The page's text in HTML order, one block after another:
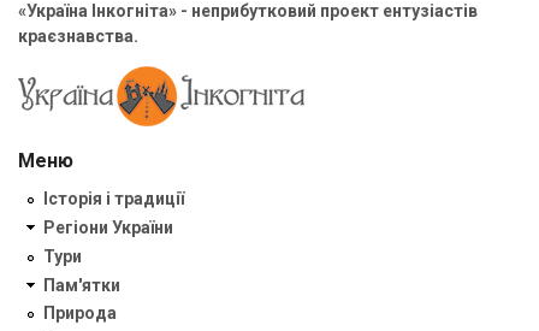
«Україна Інкогніта» - неприбутковий проект ентузіастів
краєзнавства.
Меню
Історія і традиції
Регіони України
Тури
Пам'ятки
Природа